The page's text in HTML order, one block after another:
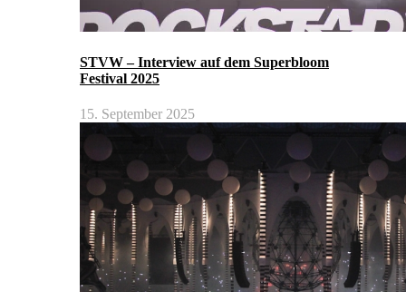
STVW – Interview auf dem Superbloom
Festival 2025
15. September 2025